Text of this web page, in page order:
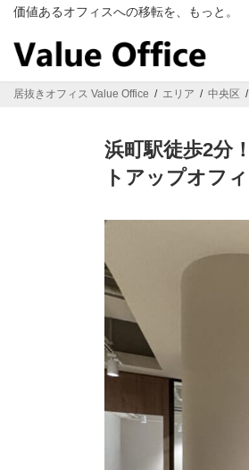
ツ
シ
価値あるオフィスへの移転を、もっと。
居抜きオフィス Value Office エリア 中央区
浜町駅徒歩2分
トアップオフ